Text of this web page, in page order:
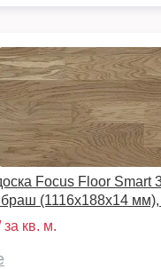
Focus Floor Smart
(1116x188x14 мм),
за кв. м.